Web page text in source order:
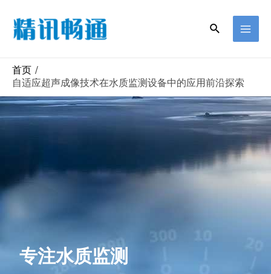
首页
自适应超声成像技术在水质监测设备中的应用前沿探索
专注水质监测